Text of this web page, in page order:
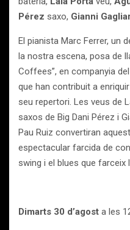
Pérez saxo, Gianni
El pianista Marc Ferrer, un
la nostra escena, posa de
Coffees”, en companyia
que han contribuit a
seu repertori. Les veus de
saxos de Big Dani Pérez i
Pau Ruiz convertiran
espectacular farcida de
swing i el blues que farceix
Dimarts 30 d’agost a les